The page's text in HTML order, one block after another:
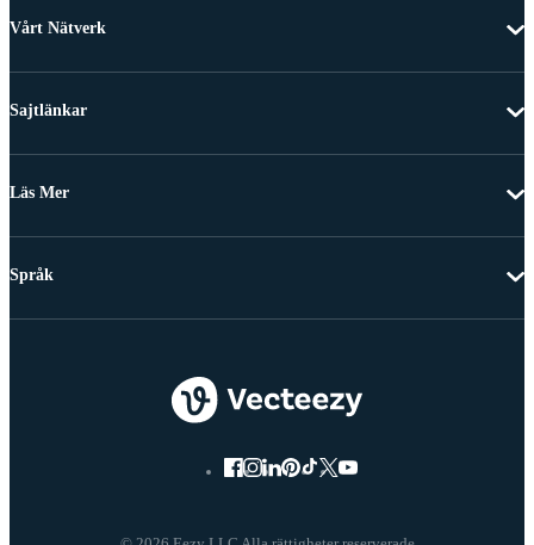
Vårt Nätverk
Sajtlänkar
Läs Mer
Språk